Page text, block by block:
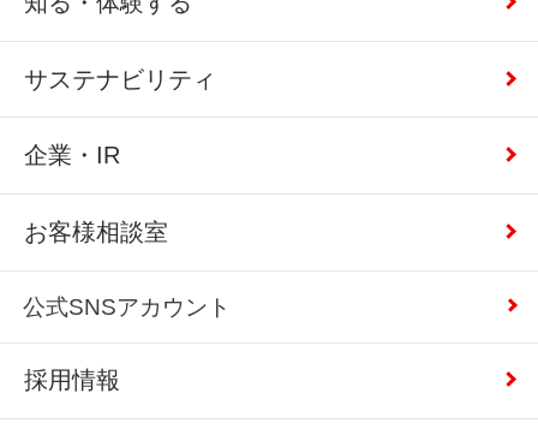
サステナビリティ
企業・IR
お客様相談室
公式SNSアカウント
採用情報